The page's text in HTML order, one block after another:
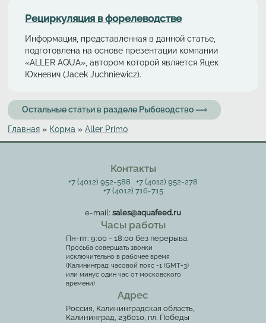
Рециркуляция в форелeводстве
Информация, представленная в данной статье,
подготовлена на основе презентации компании
«ALLER AQUA», автором которой является Яцек
Юхневич (Jacek Juchniewicz).
Остальные статьи в разделе Рыбоводство ⟹
Вы здесь
Главная » Корма »Aller Primo
Контакты
+7 (4012) 952-588
+7 (4012) 952-278
+7 (4012) 716-715
e-mail: sales@aquafeed.ru
Часы работы
Пн-пт: 9:00 - 18:00 без перерыва.
Просьба совершать звонки
исключительно в рабочее время
(Калининград: часовой пояс -1 (GMT+3)
или минус один час от московского
времени)
Адрес
Россия, Калининградская область,
Калининград, 236010, пл. Победы